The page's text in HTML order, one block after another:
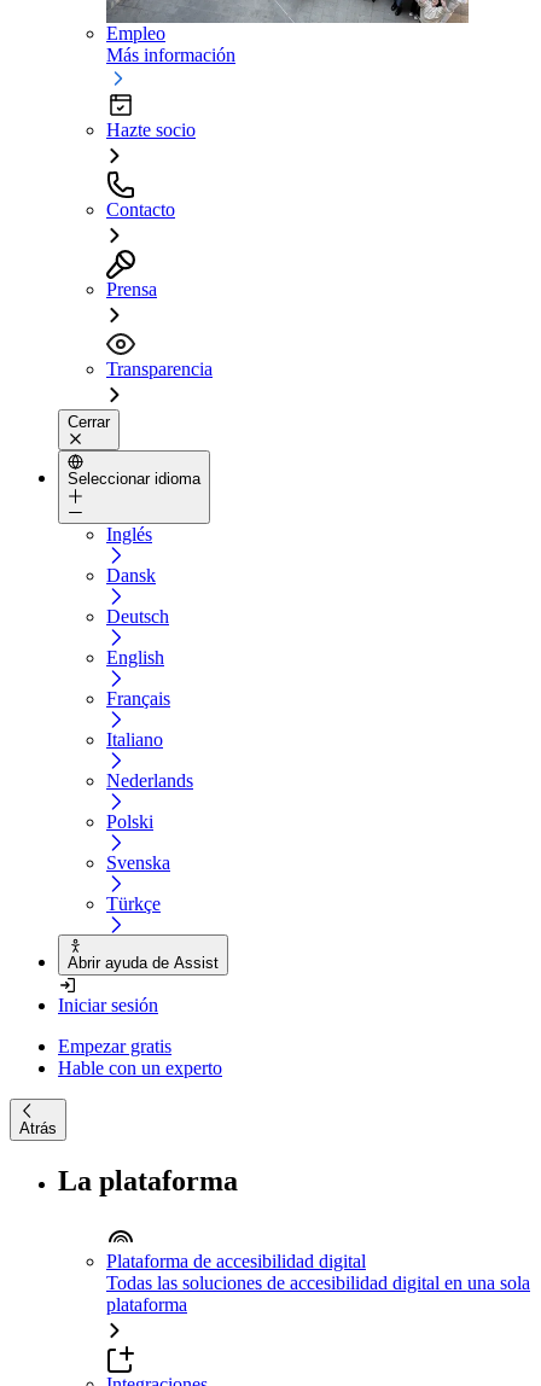
Empleo
Más información
Hazte socio
Contacto
Prensa
Transparencia
Cerrar
Seleccionar idioma
Inglés
Dansk
Deutsch
English
Français
Italiano
Nederlands
Polski
Svenska
Türkçe
Abrir ayuda de Assist
Iniciar sesión
Empezar gratis
Hable con un experto
Atrás
La plataforma
Plataforma de accesibilidad digital
Todas las soluciones de accesibilidad digital en una sola
plataforma